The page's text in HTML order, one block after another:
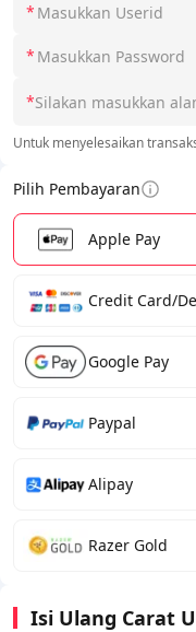
*
*
*
Untuk menyelesaikan
Pilih Pembayaran
Apple Pay
Credit Card/
Google Pay
Paypal
Alipay
Razer Gold
Isi Ulang Carat